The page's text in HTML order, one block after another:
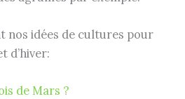
nos idées de cultures pour
d’hiver:
de Mars ?